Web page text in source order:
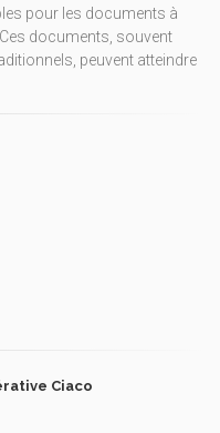
pour les documents à
documents, souvent
peuvent atteindre
Ciaco